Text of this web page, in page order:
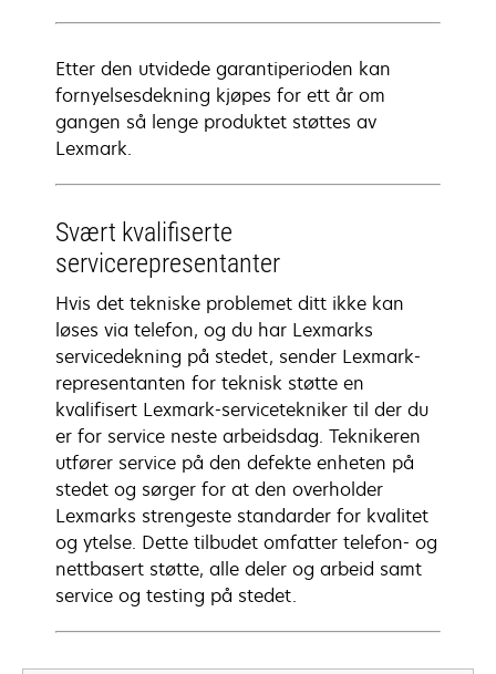
Etter den utvidede garantiperioden kan
fornyelsesdekning kjøpes for ett år om
gangen så lenge produktet støttes av
Lexmark.
Svært kvalifiserte
servicerepresentanter
Hvis det tekniske problemet ditt ikke kan
løses via telefon, og du har Lexmarks
servicedekning på stedet, sender Lexmark-
representanten for teknisk støtte en
kvalifisert Lexmark-servicetekniker til der du
er for service neste arbeidsdag. Teknikeren
utfører service på den defekte enheten på
stedet og sørger for at den overholder
Lexmarks strengeste standarder for kvalitet
og ytelse. Dette tilbudet omfatter telefon- og
nettbasert støtte, alle deler og arbeid samt
service og testing på stedet.